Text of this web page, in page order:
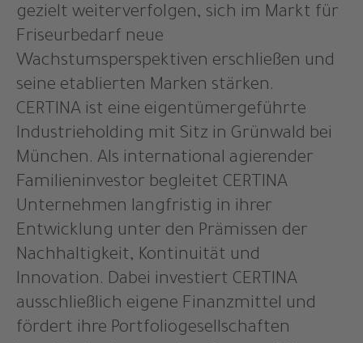
gezielt weiterverfolgen, sich im Markt für
Friseurbedarf neue
Wachstumsperspektiven erschließen und
seine etablierten Marken stärken.
CERTINA ist eine eigentümergeführte
Industrieholding mit Sitz in Grünwald bei
München. Als international agierender
Familieninvestor begleitet CERTINA
Unternehmen langfristig in ihrer
Entwicklung unter den Prämissen der
Nachhaltigkeit, Kontinuität und
Innovation. Dabei investiert CERTINA
ausschließlich eigene Finanzmittel und
fördert ihre Portfoliogesellschaften